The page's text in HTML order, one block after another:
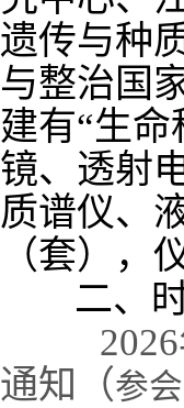
遗传与种
与整治国
建有“生命
镜、透射
质谱仪、
（套），
二、
2026
通知（参